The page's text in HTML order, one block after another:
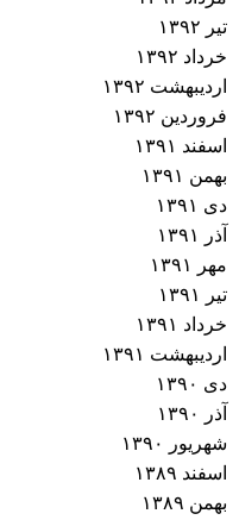
تیر ۱۳۹۲
خرداد ۱۳۹۲
اردیبهشت ۱۳۹۲
فروردین ۱۳۹۲
اسفند ۱۳۹۱
بهمن ۱۳۹۱
دی ۱۳۹۱
آذر ۱۳۹۱
مهر ۱۳۹۱
تیر ۱۳۹۱
خرداد ۱۳۹۱
اردیبهشت ۱۳۹۱
دی ۱۳۹۰
آذر ۱۳۹۰
شهریور ۱۳۹۰
اسفند ۱۳۸۹
بهمن ۱۳۸۹